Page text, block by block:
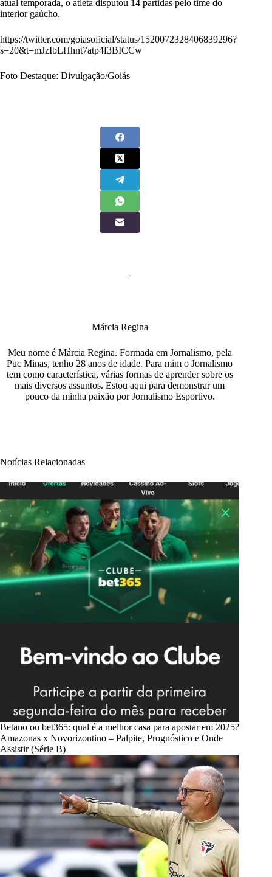
atual temporada, o atleta disputou 14 partidas pelo time do
interior gaúcho.
https://twitter.com/goiasoficial/status/1520072328406839296?
s=20&t=mJzIbLHhnt7atp4f3BICCw
Foto Destaque: Divulgação/Goiás
Márcia Regina
Meu nome é Márcia Regina. Formada em Jornalismo, pela
Puc Minas, tenho 28 anos de idade. Para mim o Jornalismo
tem como característica, várias formas de aprender sobre os
mais diversos assuntos. Estou aqui para demonstrar um
pouco da minha paixão por Jornalismo Esportivo.
Notícias Relacionadas
Betano ou bet365: qual é a melhor casa para apostar em 2025?
Amazonas x Novorizontino – Palpite, Prognóstico e Onde
Assistir (Série B)